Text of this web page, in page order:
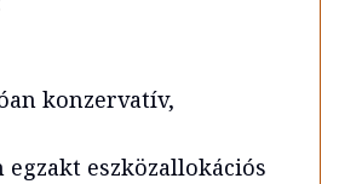
konzervatív,
egzakt eszközallokációs